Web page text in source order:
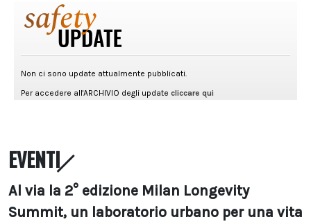
EVENTI
Al via la 2° edizione Milan Longevity
Summit, un laboratorio urbano per una vita